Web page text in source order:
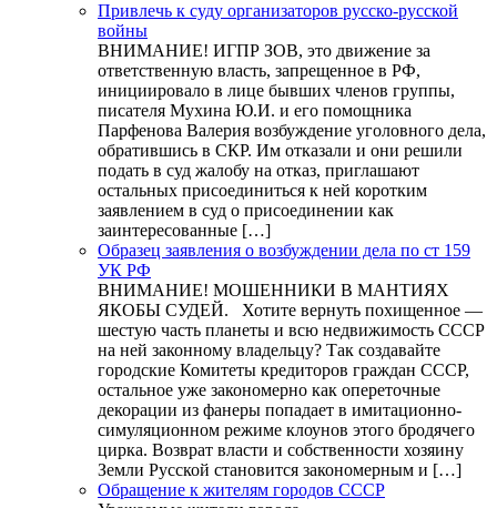
Привлечь к суду организаторов русско-русской
войны
ВНИМАНИЕ! ИГПР ЗОВ, это движение за
ответственную власть, запрещенное в РФ,
инициировало в лице бывших членов группы,
писателя Мухина Ю.И. и его помощника
Парфенова Валерия возбуждение уголовного дела,
обратившись в СКР. Им отказали и они решили
подать в суд жалобу на отказ, приглашают
остальных присоединиться к ней коротким
заявлением в суд о присоединении как
заинтересованные […]
Образец заявления о возбуждении дела по ст 159
УК РФ
ВНИМАНИЕ! МОШЕННИКИ В МАНТИЯХ
ЯКОБЫ СУДЕЙ. Хотите вернуть похищенное —
шестую часть планеты и всю недвижимость СССР
на ней законному владельцу? Так создавайте
городские Комитеты кредиторов граждан СССР,
остальное уже закономерно как опереточные
декорации из фанеры попадает в имитационно-
симуляционном режиме клоунов этого бродячего
цирка. Возврат власти и собственности хозяину
Земли Русской становится закономерным и […]
Обращение к жителям городов СССР